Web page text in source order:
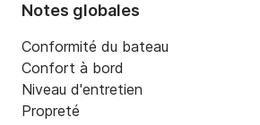
Notes globales
Conformité du bateau
Confort à bord
Niveau d'entretien
Propreté